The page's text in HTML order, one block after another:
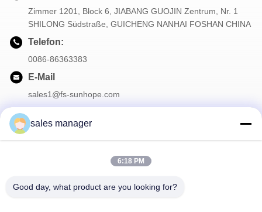
Zimmer 1201, Block 6, JIABANG GUOJIN Zentrum, Nr. 1
SHILONG Südstraße, GUICHENG NANHAI FOSHAN CHINA
Telefon:
0086-86363383
E-Mail
sales1@fs-sunhope.com
sales manager
6:18 PM
Good day, what product are you looking for?